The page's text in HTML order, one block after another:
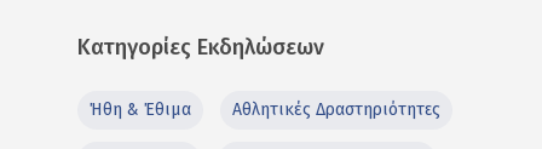
Κατηγορίες Εκδηλώσεων
Ήθη & Έθιμα Αθλητικές Δραστηριότητες